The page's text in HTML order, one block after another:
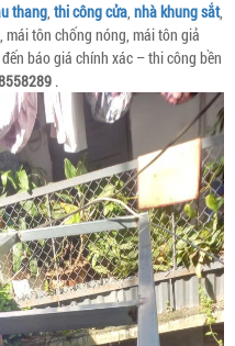
thang, thi công cửa, nhà khung sắt,
tôn chống nóng, mái tôn giả
báo giá chính xác – thi công bền
.